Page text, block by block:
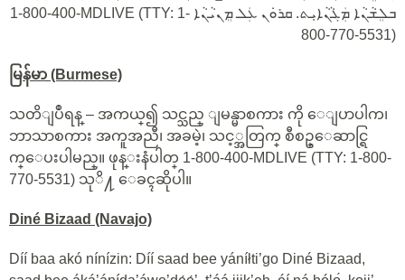
ܒܠܸܫܵܢܵܐ ܡܲܓܵܢܵܐܝܼܬ. ܩܪܘܿܢ ܥܲܠ ܡܸܢܝܵܢܵܐ 1-800-400-MDLIVE (TTY: 1-
800-770-5531)
မြန်မာ (Burmese)
သတိျပဳရန္ – အကယ္၍ သင္သည္ ျမန္မာစကား ကို ေျပာပါက၊
ဘာသာစကား အကူအညီ၊ အခမဲ့၊ သင့္အတြက္ စီစဥ္ေဆာင္ရြ
က္ေပးပါမည္။ ဖုန္းနံပါတ္ 1-800-400-MDLIVE (TTY: 1-800-
770-5531) သုိ႔ ေခၚဆိုပါ။
Diné Bizaad (Navajo)
Díí baa akó nínízin: Díí saad bee yáníłti’go Diné Bizaad,